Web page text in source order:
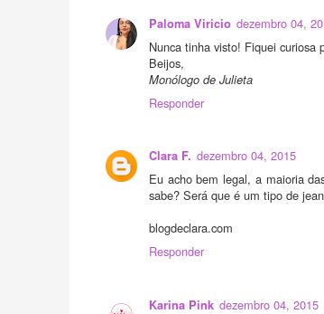
Paloma Viricio dezembro 04,
Nunca tinha visto! Fiquei curiosa
Beijos,
Monólogo de Julieta
Responder
Clara F. dezembro 04, 2015
Eu acho bem legal, a maioria
sabe? Será que é um tipo de
blogdeclara.com
Responder
Karina Pink dezembro 04, 2015